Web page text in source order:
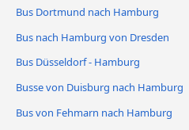
Bus Dortmund nach Hamburg
Bus nach Hamburg von Dresden
Bus Düsseldorf - Hamburg
Busse von Duisburg nach Hamburg
Bus von Fehmarn nach Hamburg